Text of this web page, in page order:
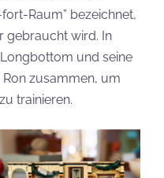
Raum” bezeichnet,
gebraucht wird. In
und seine
zusammen, um
trainieren.